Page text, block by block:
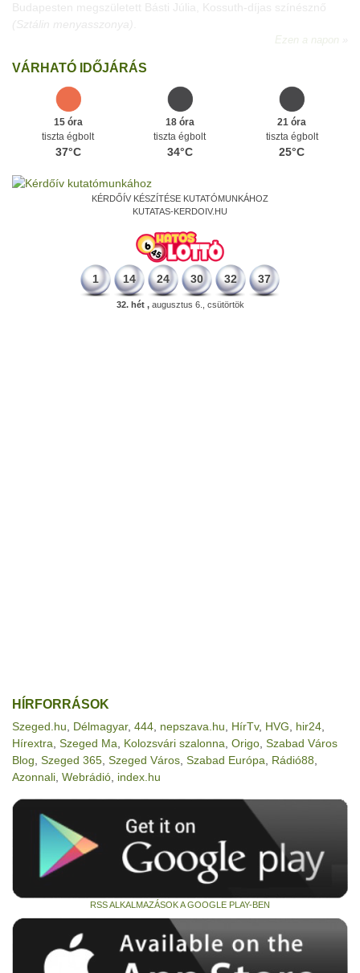
Budapesten megszületett Básti Júlia, Kossuth-díjas színésznő
(Sztálin menyasszonya)
Ezen a napon
VÁRHATÓ IDŐJÁRÁS
15 óra
tiszta égbolt
37°C
18 óra
tiszta égbolt
34°C
21 óra
tiszta égbolt
25°C
KÉRDŐÍV KÉSZÍTÉSE KUTATÓMUNKÁHOZ
KUTATAS-KERDOIV.HU
1 14 24 30 32 37
32. hét ,augusztus 6., csütörtök
HÍRFORRÁSOK
Szeged.hu Délmagyar, 444 nepszava.hu HírTv, HVG hir24
Hírextra Szeged Ma Kolozsvári szalonna Origo Szabad Város
Blog Szeged 365 Szeged Város Szabad Európa Rádió88
Azonnali Webrádió index.hu
RSS ALKALMAZÁSOK A GOOGLE PLAY-BEN